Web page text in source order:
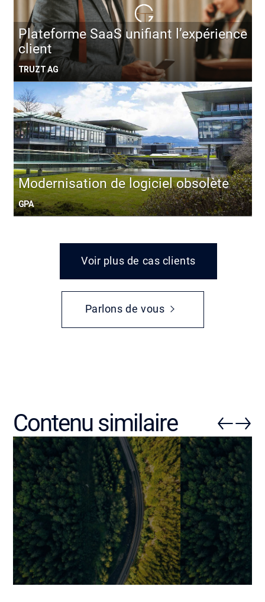
Plateforme SaaS unifiant l’expérience
client
TRUZT AG
Modernisation de logiciel obsolète
GPA
Voir plus de cas clients
Parlons de vous
Contenu similaire